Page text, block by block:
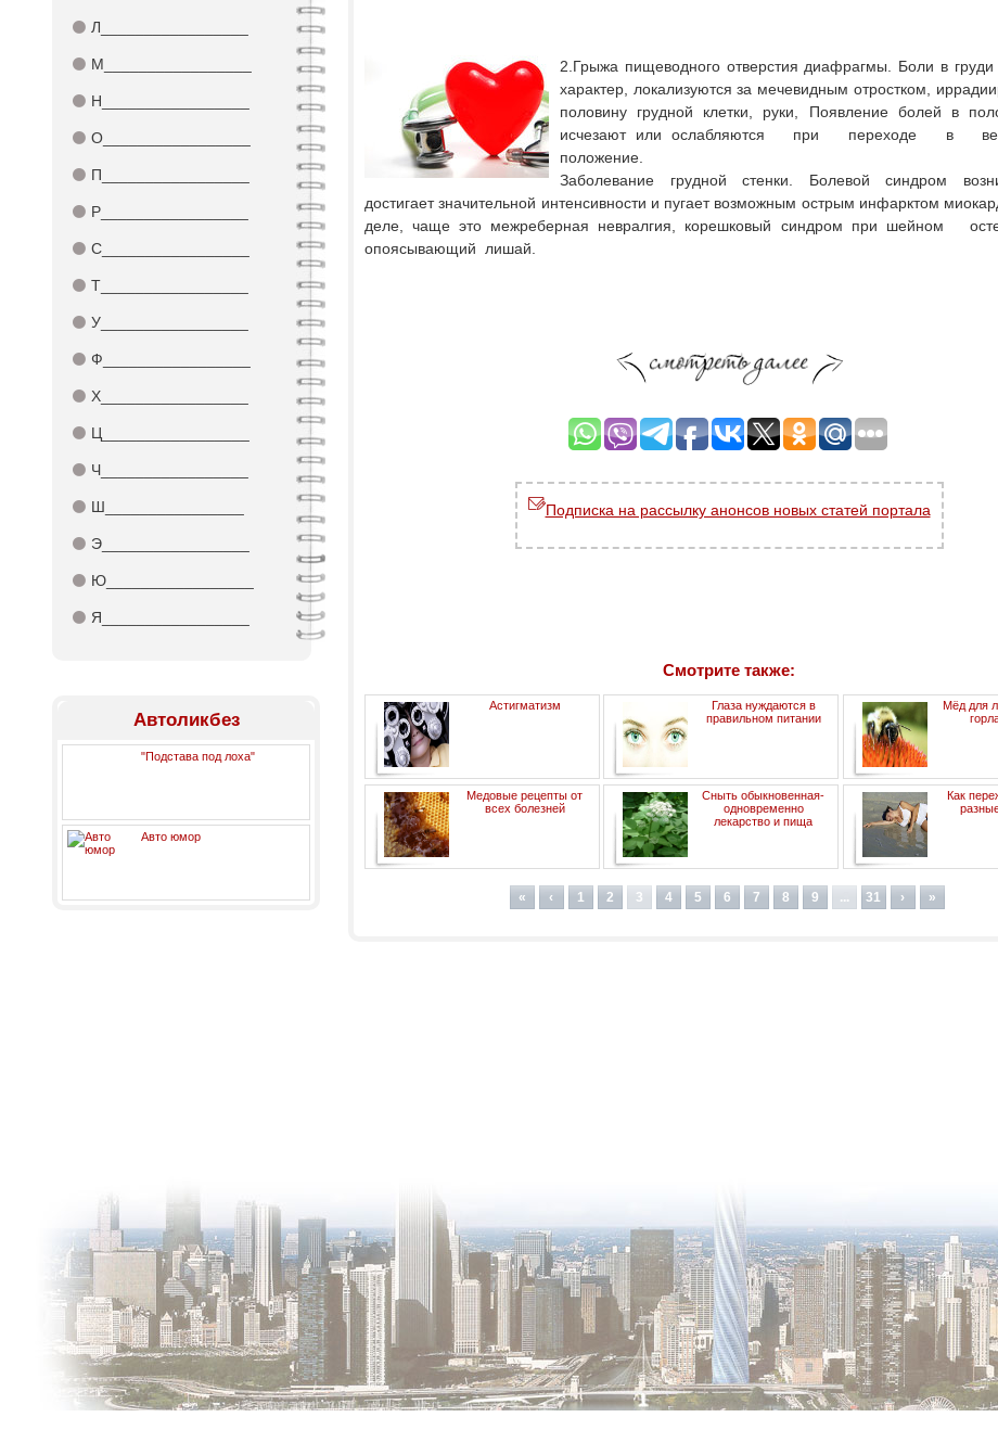
⚫ Л_________________
⚫ М_________________
⚫ Н_________________
⚫ О_________________
⚫ П_________________
⚫ Р_________________
⚫ С_________________
⚫ Т_________________
⚫ У_________________
⚫ Ф_________________
⚫ Х_________________
⚫ Ц_________________
⚫ Ч_________________
⚫ Ш________________
⚫ Э_________________
⚫ Ю_________________
⚫ Я_________________
Автоликбез
"Подстава под лоха"
Авто юмор
2.Грыжа пищеводного отверстия диафрагмы. Боли в гру­ди
характер, локализуются за мечевидным от­ростком,
половину грудной клетки, руки, Появление болей в
исчезают или ос­лабляются при переходе в
положение.
Заболевание грудной стенки. Болевой синдром
достигает значительной интенсивности и пугает возможным острым инфарктом
деле, чаще это межреберная невралгия, корешковый синдром при шейном
опоясывающий лишай.
Подписка на рассылку анонсов новых статей портала
Смотрите также:
Астигматизм
Глаза нуждаются в
правильном питании
Мёд для
Медовые рецепты от
всех болезней
Сныть обыкновенная-
одновременно
лекарство и пища
Как
« ‹ 1 2 3 4 5 6 7 8 9 ... 31 › »